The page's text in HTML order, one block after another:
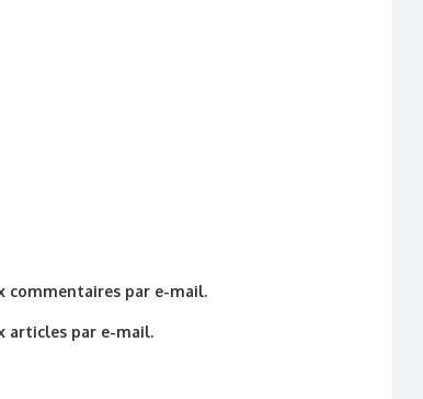
commentaires par e-mail.
articles par e-mail.